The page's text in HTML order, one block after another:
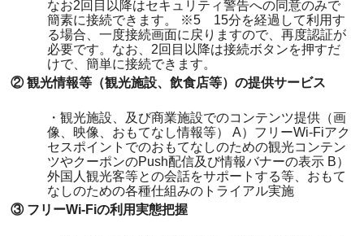
なお2回目以降はセキュリティ警告への同意のみで
簡素に接続できます。 ※5 15分を経過して利用す
る場合、一度接続画面に戻りますので、再度認証が
必要です。なお、2回目以降は接続ボタンを押すだ
けで、簡単に接続できます。
② 観光情報等（観光施設、飲食店等）の提供サービス
・観光施設、及び商業施設でのコンテンツ提供（画
像、映像、おもてなし情報等） A）フリーWi-Fiアク
セスポイントでのおもてなしのための観光コンテン
ツやクーポンのPush配信及び情報バナーの表示 B）
外国人観光客等との会話をサポートする等、おもて
なしのための各種仕組みのトライアル実施
③ フリーWi-Fiの利用実態把握